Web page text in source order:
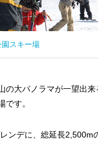
スキー場
の大パノラマが一望出
です。
ンデに、総延長2,500m